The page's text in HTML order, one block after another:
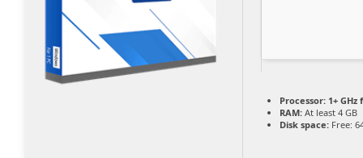
Processor: 1+
RAM: At least 4 GB
Disk space: Free: